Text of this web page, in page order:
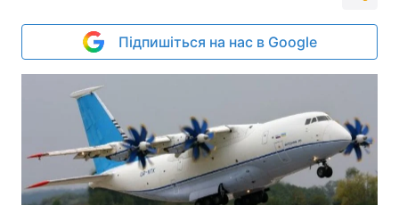
Підпишіться на нас в Google